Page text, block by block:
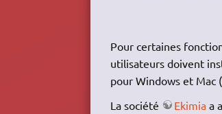
Pour certaines
utilisateurs doivent
pour Windows et Mac
La société
Ekimiaa